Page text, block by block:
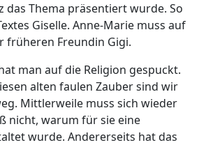
das Thema präsentiert wurde. So
Giselle. Anne-Marie muss auf
früheren Freundin Gigi.
man auf die Religion gespuckt.
alten faulen Zauber sind wir
Mittlerweile muss sich wieder
nicht, warum für sie eine
wurde. Andererseits hat das